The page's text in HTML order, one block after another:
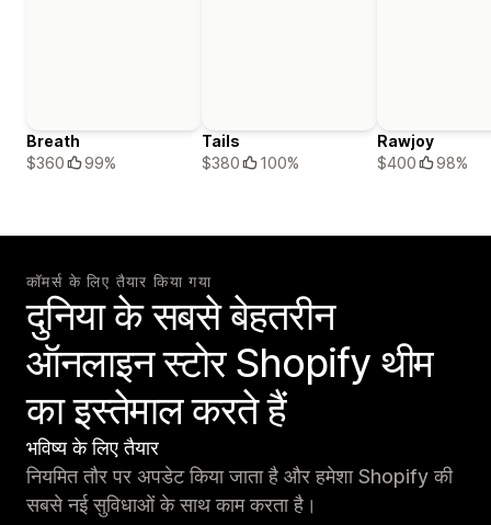
Breath
$360
99%
Tails
$380
100%
Rawjoy
$400
98%
कॉमर्स के लिए तैयार किया गया
दुनिया के सबसे बेहतरीन
ऑनलाइन स्टोर Shopify थीम
का इस्तेमाल करते हैं
भविष्य के लिए तैयार
नियमित तौर पर अपडेट किया जाता है और हमेशा Shopify की
सबसे नई सुविधाओं के साथ काम करता है।